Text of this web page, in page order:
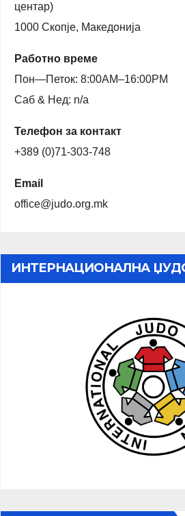
центар)
1000 Скопје, Македонија
Работно време
Пон—Петок: 8:00AM–16:00PM
Саб & Нед: n/a
Телефон за контакт
+389 (0)71-303-748
Email
office@judo.org.mk
ИНТЕРНАЦИОНАЛНА